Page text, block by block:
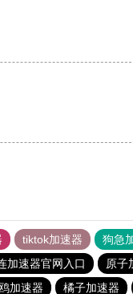
tiktok加速器 狗急
加速器官网入口 原子
加速器 橘子加速器